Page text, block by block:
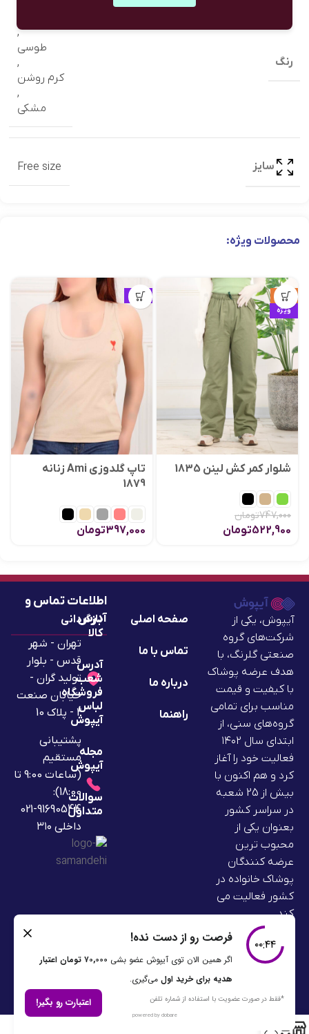
رنگ
,
طوسی
,
کرم روشن
,
مشکی
سایز Free size
محصولات ویژه:
حراج
ویژه
شلوار کمر کش لینن 1835
747,000تومان
522,900تومان
ویژه
تاپ گلدوزی Ami زنانه
1879
397,000تومان
آیپوش، یکی از
شرکت‌های گروه
صنعتی گلرنگ، با
هدف عرضه پوشاک
با کیفیت و قیمت
مناسب برای تمامی
گروه‌های سنی، از
ابتدای سال ۱۴۰۲
فعالیت خود را آغاز
کرد و هم اکنون با
بیش از 25 شعبه
در سراسر کشور
بعنوان یکی از
محبوب ترین
عرضه کنندگان
پوشاک خانواده در
کشور فعالیت می
کند.
صفحه اصلی
تماس با ما
درباره ما
راهنما
بازگردانی
کالا
آدرس
شعب
فروشگاه
لباس
آیپوش
مجله
آیپوش
سوالات
متداول
تهران - شهر
قدس - بلوار
تولید گران -
خیابان صنعت
2 - پلاک 10
پشتیبانی
مستقیم
(ساعات 9:00 تا
18:00):
91690544-021
داخلی ۳۱۰
اطلاعات تماس و
آدرس